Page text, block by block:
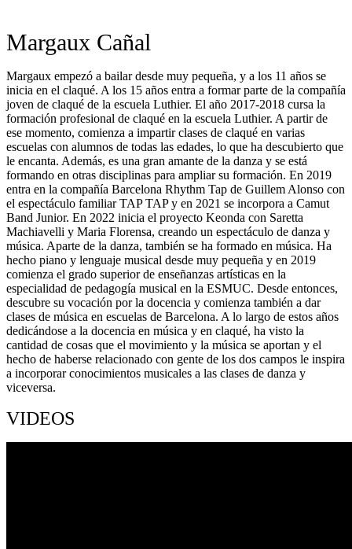
Margaux Cañal
Margaux empezó a bailar desde muy pequeña, y a los 11 años se
inicia en el claqué. A los 15 años entra a formar parte de la compañía
joven de claqué de la escuela Luthier. El año 2017-2018 cursa la
formación profesional de claqué en la escuela Luthier. A partir de
ese momento, comienza a impartir clases de claqué en varias
escuelas con alumnos de todas las edades, lo que ha descubierto que
le encanta. Además, es una gran amante de la danza y se está
formando en otras disciplinas para ampliar su formación. En 2019
entra en la compañía Barcelona Rhythm Tap de Guillem Alonso con
el espectáculo familiar TAP TAP y en 2021 se incorpora a Camut
Band Junior. En 2022 inicia el proyecto Keonda con Saretta
Machiavelli y Maria Florensa, creando un espectáculo de danza y
música. Aparte de la danza, también se ha formado en música. Ha
hecho piano y lenguaje musical desde muy pequeña y en 2019
comienza el grado superior de enseñanzas artísticas en la
especialidad de pedagogía musical en la ESMUC. Desde entonces,
descubre su vocación por la docencia y comienza también a dar
clases de música en escuelas de Barcelona. A lo largo de estos años
dedicándose a la docencia en música y en claqué, ha visto la
cantidad de cosas que el movimiento y la música se aportan y el
hecho de haberse relacionado con gente de los dos campos le inspira
a incorporar conocimientos musicales a las clases de danza y
viceversa.
VIDEOS